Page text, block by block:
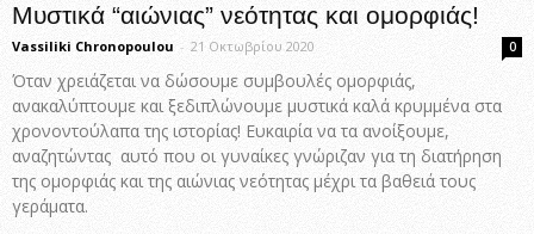
Μυστικά “αιώνιας” νεότητας και ομορφιάς!
Vassiliki Chronopoulou - 21 Οκτωβρίου 2020 0
Όταν χρειάζεται να δώσουμε συμβουλές ομορφιάς,
ανακαλύπτουμε και ξεδιπλώνουμε μυστικά καλά κρυμμένα στα
χρονοντούλαπα της ιστορίας! Ευκαιρία να τα ανοίξουμε,
αναζητώντας αυτό που οι γυναίκες γνώριζαν για τη διατήρηση
της ομορφιάς και της αιώνιας νεότητας μέχρι τα βαθειά τους
γεράματα.